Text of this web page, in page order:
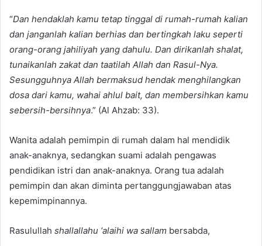
“Dan hendaklah kamu tetap tinggal di rumah-rumah kalian
dan janganlah kalian berhias dan bertingkah laku seperti
orang-orang jahiliyah yang dahulu. Dan dirikanlah shalat,
tunaikanlah zakat dan taatilah Allah dan Rasul-Nya.
Sesungguhnya Allah bermaksud hendak menghilangkan
dosa dari kamu, wahai ahlul bait, dan membersihkan kamu
sebersih-bersihnya.” (Al Ahzab: 33).
Wanita adalah pemimpin di rumah dalam hal mendidik
anak-anaknya, sedangkan suami adalah pengawas
pendidikan istri dan anak-anaknya. Orang tua adalah
pemimpin dan akan diminta pertanggungjawaban atas
kepemimpinannya.
Rasulullah shallallahu ‘alaihi wa sallam bersabda,